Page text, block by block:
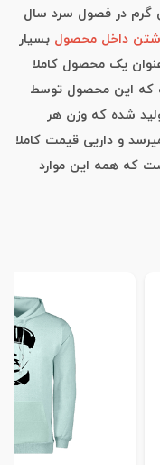
گرم در فصول سرد سال
داخل محصول بسیار
یک محصول کاملا
که این محصول توسط
شده که وزن هر
ضخامت به حدود480 گرم میرسد و داریی قیمت کاملا
که همه این موارد